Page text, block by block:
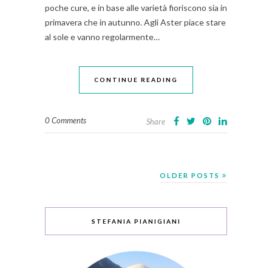
poche cure, e in base alle varietà fioriscono sia in
primavera che in autunno. Agli Aster piace stare
al sole e vanno regolarmente…
CONTINUE READING
0 Comments Share
OLDER POSTS
STEFANIA PIANIGIANI